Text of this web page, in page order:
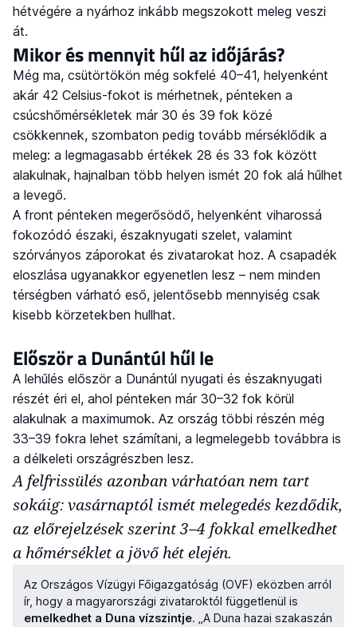
hétvégére a nyárhoz inkább megszokott meleg veszi
át.
Mikor és mennyit hűl az időjárás?
Még ma, csütörtökön még sokfelé 40–41, helyenként
akár 42 Celsius-fokot is mérhetnek, pénteken a
csúcshőmérsékletek már 30 és 39 fok közé
csökkennek, szombaton pedig tovább mérséklődik a
meleg: a legmagasabb értékek 28 és 33 fok között
alakulnak, hajnalban több helyen ismét 20 fok alá hűlhet
a levegő.
A front pénteken megerősödő, helyenként viharossá
fokozódó északi, északnyugati szelet, valamint
szórványos záporokat és zivatarokat hoz. A csapadék
eloszlása ugyanakkor egyenetlen lesz – nem minden
térségben várható eső, jelentősebb mennyiség csak
kisebb körzetekben hullhat.
Először a Dunántúl hűl le
A lehűlés először a Dunántúl nyugati és északnyugati
részét éri el, ahol pénteken már 30–32 fok körül
alakulnak a maximumok. Az ország többi részén még
33–39 fokra lehet számítani, a legmelegebb továbbra is
a délkeleti országrészben lesz.
A felfrissülés azonban várhatóan nem tart
sokáig: vasárnaptól ismét melegedés kezdődik,
az előrejelzések szerint 3–4 fokkal emelkedhet
a hőmérséklet a jövő hét elején.
Az Országos Vízügyi Főigazgatóság (OVF) eközben arról
ír, hogy a magyarországi zivataroktól függetlenül is
emelkedhet a Duna vízszintje. „A Duna hazai szakaszán